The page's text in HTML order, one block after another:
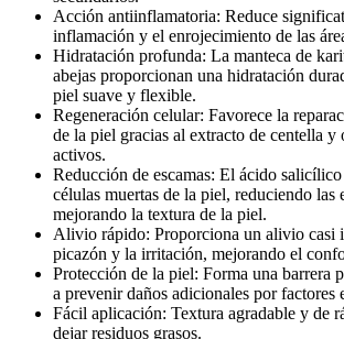
Acción antiinflamatoria: Reduce
inflamación y el enrojecimiento de las
Hidratación profunda: La manteca de
abejas proporcionan una hidratación
piel suave y flexible.
Regeneración celular: Favorece la
de la piel gracias al extracto de centella y
activos.
Reducción de escamas: El ácido
células muertas de la piel, reduciendo las
mejorando la textura de la piel.
Alivio rápido: Proporciona un alivio casi
picazón y la irritación, mejorando el
Protección de la piel: Forma una barrera
a prevenir daños adicionales por factores
Fácil aplicación: Textura agradable y de
dejar residuos grasos.